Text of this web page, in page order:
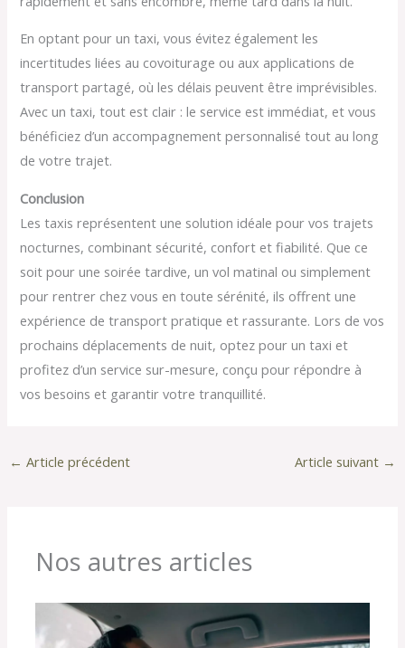
En optant pour un taxi, vous évitez également les
incertitudes liées au covoiturage ou aux applications de
transport partagé, où les délais peuvent être imprévisibles.
Avec un taxi, tout est clair : le service est immédiat, et vous
bénéficiez d’un accompagnement personnalisé tout au long
de votre trajet.
Conclusion
Les taxis représentent une solution idéale pour vos trajets
nocturnes, combinant sécurité, confort et fiabilité. Que ce
soit pour une soirée tardive, un vol matinal ou simplement
pour rentrer chez vous en toute sérénité, ils offrent une
expérience de transport pratique et rassurante. Lors de vos
prochains déplacements de nuit, optez pour un taxi et
profitez d’un service sur-mesure, conçu pour répondre à
vos besoins et garantir votre tranquillité.
← Article précédent Article suivant →
Nos autres articles